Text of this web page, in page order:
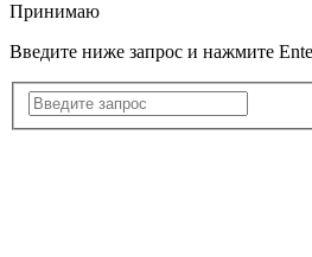
Принимаю
Введите ниже запрос и нажмите